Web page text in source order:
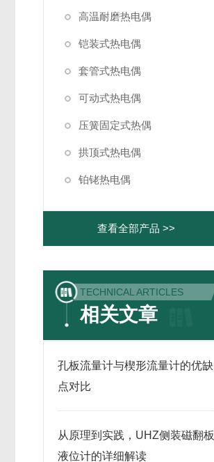
高温耐磨热电偶
铠装式热电偶
套管式热电偶
可动式热电偶
压簧固定式热偶
拱顶式热电偶
铂铑热电偶
查看全部产品 >>
TECHNICAL ARTICLES
相关文章
孔板流量计与楔形流量计的优缺
点对比
从原理到实践，UHZ侧装磁翻板
液位计的详细解读